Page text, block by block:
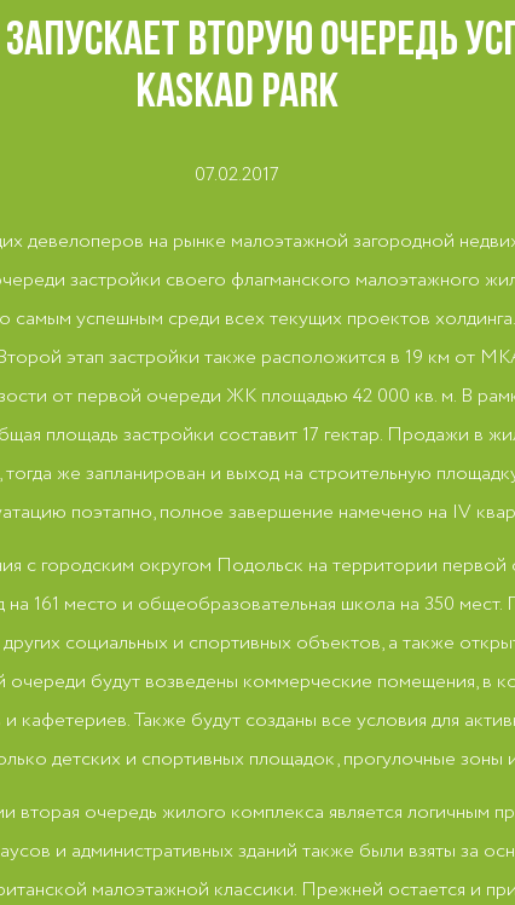
ЗАПУСКАЕТ ВТОРУЮ ОЧЕРЕДЬ
KASKAD PARK
07.02.2017
девелоперов на рынке малоэтажной загородной
застройки своего флагманского малоэтажного
самым успешным среди всех текущих проектов
этап застройки также расположится в 19 км от
от первой очереди ЖК площадью 42 000 кв. м. В
площадь застройки составит 17 гектар. Продажи в
тогда же запланирован и выход на строительную
поэтапно, полное завершение намечено на IV
с городским округом Подольск на территории
на 161 место и общеобразовательная школа на 350
социальных и спортивных объектов, а также
будут возведены коммерческие помещения, в
кафетериев. Также будут созданы все условия для
детских и спортивных площадок, прогулочные
вторая очередь жилого комплекса является логичным
и административных зданий также были взяты за
малоэтажной классики. Прежней остается и